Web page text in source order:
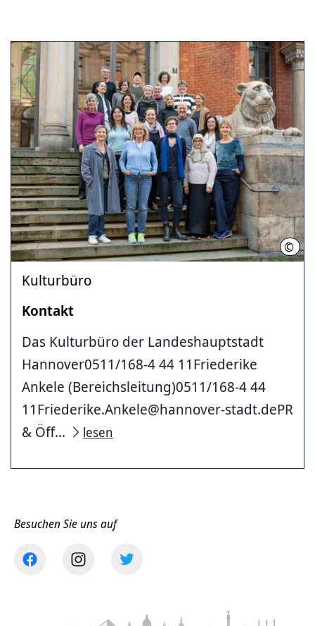
©
Kulturbüro
Kontakt
Das Kulturbüro der Landeshauptstadt
Hannover0511/168-4 44 11Friederike
Ankele (Bereichsleitung)0511/168-4 44
11Friederike.Ankele@hannover-stadt.dePR
& Öff...
lesen
Besuchen Sie uns auf